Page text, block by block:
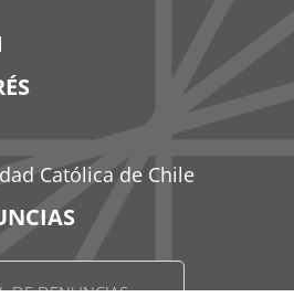
Católica de Chile
DE DENUNCIAS